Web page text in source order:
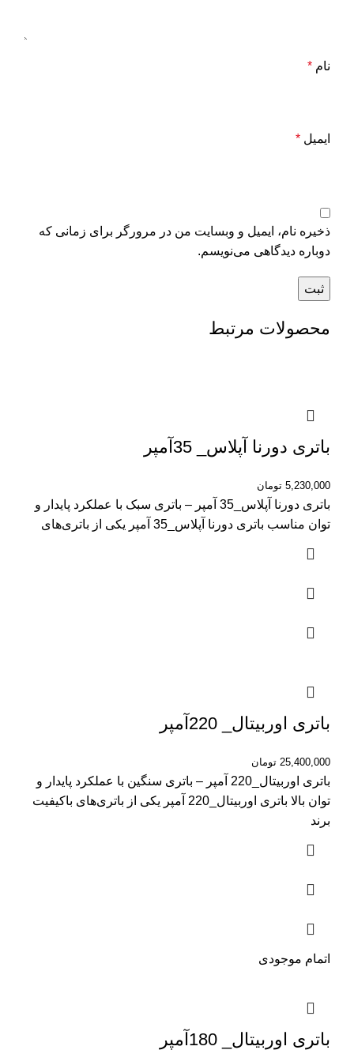
نام *
ایمیل *
ذخیره نام، ایمیل و وبسایت من در مرورگر برای زمانی که
دوباره دیدگاهی می‌نویسم.
محصولات مرتبط
باتری دورنا آپلاس_ 35آمپر
5,230,000 تومان
باتری دورنا آپلاس_35 آمپر – باتری سبک با عملکرد پایدار و
توان مناسب باتری دورنا آپلاس_35 آمپر یکی از باتری‌های
باتری اوربیتال_ 220آمپر
25,400,000 تومان
باتری اوربیتال_220 آمپر – باتری سنگین با عملکرد پایدار و
توان بالا باتری اوربیتال_220 آمپر یکی از باتری‌های باکیفیت
برند
اتمام موجودی
باتری اوربیتال_ 180آمپر